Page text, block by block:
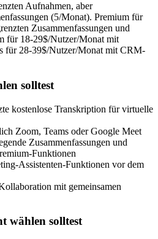
Aufnahmen, aber
(5/Monat). Premium für
Zusammenfassungen und
für 18-29$/Nutzer/Monat mit
für 28-39$/Nutzer/Monat mit CRM-
solltest
kostenlose Transkription für virtuelle
Zoom, Teams oder Google Meet
Zusammenfassungen und
Funktionen
Assistenten-Funktionen vor dem
mit gemeinsamen
wählen solltest